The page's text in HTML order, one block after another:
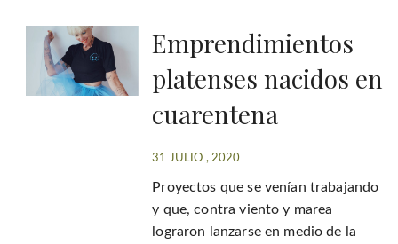
Emprendimientos
platenses nacidos en
cuarentena
31 JULIO , 2020
Proyectos que se venían trabajando
y que, contra viento y marea
lograron lanzarse en medio de la